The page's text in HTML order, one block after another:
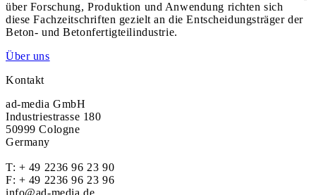
über Forschung, Produktion und Anwendung richten sich
diese Fachzeitschriften gezielt an die Entscheidungsträger der
Beton- und Betonfertigteilindustrie.
Über uns
Kontakt
ad-media GmbH
Industriestrasse 180
50999 Cologne
Germany
T: + 49 2236 96 23 90
F: + 49 2236 96 23 96
info@ad-media.de